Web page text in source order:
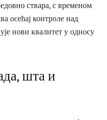
ствара, с временом
осећај контроле над
нови квалитет у односу
шта и